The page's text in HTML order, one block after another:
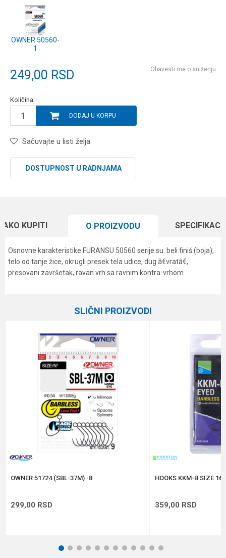
OWNER 50560-
1
249,00 RSD Obavesti me o sniženju
Količina:
DODAJ U KORPU
Sačuvajte u listi želja
DOSTUPNOST U RADNJAMA
KUPITI O PROIZVODU
Osnovne karakteristike FURANSU 50560 serije su: beli finiš (boja),
telo od tanje žice, okrugli presek tela udice, dug â€vratâ€,
presovani završetak, ravan vrh sa ravnim kontra-vrhom.
Owner
Pakovanje 17
0.51 mm
10
Anti-spam zaštita - izračunajte koliko je 4 + 1 :
SLIČNI PROIZVODI
OWNER 51724 (SBL-37M) -8
299,00 RSD
HOOKS KKM-B SIZE 16
359,00 RSD
1 2 3 4 5 6 7 8 9 101112